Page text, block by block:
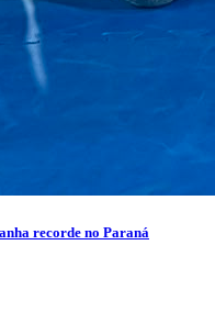
recorde no Paraná